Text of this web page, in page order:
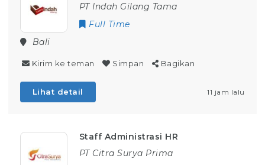
PT Indah Gilang Tama
Full Time
Bali
Kirim ke teman Simpan Bagikan
Lihat detail 11 jam lalu
Staff Administrasi HR
PT Citra Surya Prima